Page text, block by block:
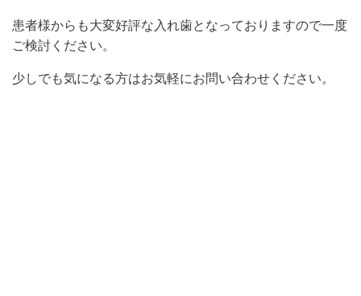
患者様からも大変好評な入れ歯となっておりますので一度
ご検討ください。
少しでも気になる方はお気軽にお問い合わせください。